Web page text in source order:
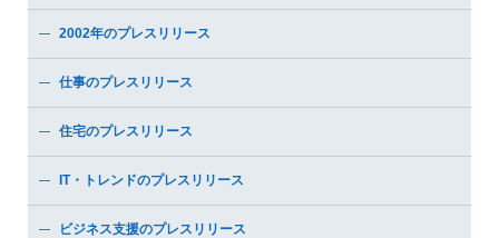
2002年のプレスリリース
仕事のプレスリリース
住宅のプレスリリース
IT・トレンドのプレスリリース
ビジネス支援のプレスリリース